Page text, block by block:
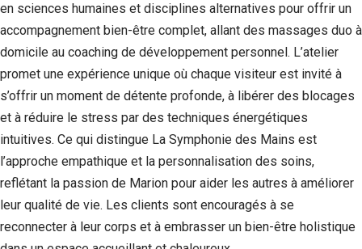
en sciences humaines et disciplines alternatives pour offrir un
accompagnement bien-être complet, allant des massages duo à
domicile au coaching de développement personnel. L’atelier
promet une expérience unique où chaque visiteur est invité à
s’offrir un moment de détente profonde, à libérer des blocages
et à réduire le stress par des techniques énergétiques
intuitives. Ce qui distingue La Symphonie des Mains est
l’approche empathique et la personnalisation des soins,
reflétant la passion de Marion pour aider les autres à améliorer
leur qualité de vie. Les clients sont encouragés à se
reconnecter à leur corps et à embrasser un bien-être holistique